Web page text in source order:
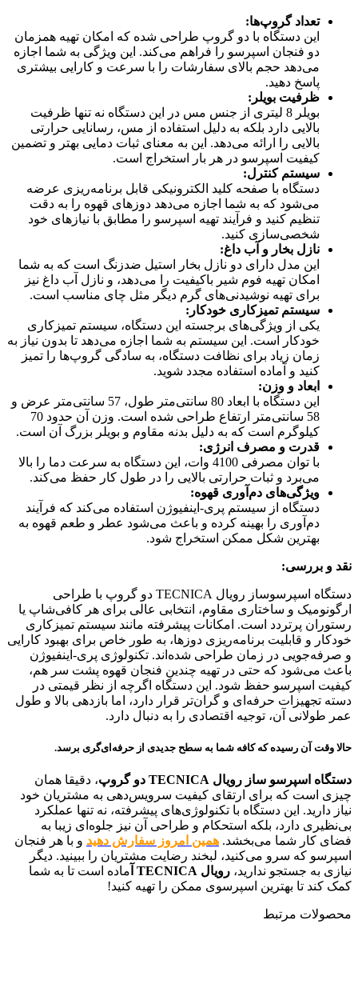
تعداد گروپ‌ها:
این دستگاه با دو گروپ طراحی شده که امکان تهیه همزمان
دو فنجان اسپرسو را فراهم می‌کند. این ویژگی به شما اجازه
می‌دهد حجم بالای سفارشات را با سرعت و کارایی بیشتری
پاسخ دهید.
ظرفیت بویلر:
بویلر 8 لیتری از جنس مس در این دستگاه نه تنها ظرفیت
بالایی دارد بلکه به دلیل استفاده از مس، رسانایی حرارتی
بالایی را ارائه می‌دهد. این به معنای ثبات دمایی بهتر و تضمین
کیفیت اسپرسو در هر بار استخراج است.
سیستم کنترل:
دستگاه با صفحه کلید الکترونیکی قابل برنامه‌ریزی عرضه
می‌شود که به شما اجازه می‌دهد دوزهای قهوه را به دقت
تنظیم کنید و فرآیند تهیه اسپرسو را مطابق با نیازهای خود
شخصی‌سازی کنید.
نازل بخار و آب داغ:
این مدل دارای دو نازل بخار استیل ضدزنگ است که به شما
امکان تهیه فوم شیر باکیفیت را می‌دهد، و نازل آب داغ نیز
برای تهیه نوشیدنی‌های گرم دیگر مثل چای مناسب است.
سیستم تمیزکاری خودکار:
یکی از ویژگی‌های برجسته این دستگاه، سیستم تمیزکاری
خودکار است. این سیستم به شما اجازه می‌دهد تا بدون نیاز به
زمان زیاد برای نظافت دستگاه، به سادگی گروپ‌ها را تمیز
کنید و آماده استفاده مجدد شوید.
ابعاد و وزن:
این دستگاه با ابعاد 80 سانتی‌متر طول، 57 سانتی‌متر عرض و
58 سانتی‌متر ارتفاع طراحی شده است. وزن آن حدود 70
کیلوگرم است که به دلیل بدنه مقاوم و بویلر بزرگ آن است.
قدرت و مصرف انرژی:
با توان مصرفی 4100 وات، این دستگاه به سرعت دما را بالا
می‌برد و ثبات حرارتی بالایی را در طول کار حفظ می‌کند.
ویژگی‌های دم‌آوری قهوه:
دستگاه از سیستم پری-اینفیوژن استفاده می‌کند که فرآیند
دم‌آوری را بهینه کرده و باعث می‌شود عطر و طعم قهوه به
بهترین شکل ممکن استخراج شود.
نقد و بررسی:
دستگاه اسپرسوساز رویال TECNICA دو گروپ با طراحی
ارگونومیک و ساختاری مقاوم، انتخابی عالی برای هر کافی‌شاپ یا
رستوران پرتردد است. امکانات پیشرفته مانند سیستم تمیزکاری
خودکار و قابلیت برنامه‌ریزی دوزها، به طور خاص برای بهبود کارایی
و صرفه‌جویی در زمان طراحی شده‌اند. تکنولوژی پری-اینفیوژن
باعث می‌شود که حتی در تهیه چندین فنجان قهوه پشت سر هم،
کیفیت اسپرسو حفظ شود. این دستگاه اگرچه از نظر قیمتی در
دسته تجهیزات حرفه‌ای و گران‌تر قرار دارد، اما بازدهی بالا و طول
عمر طولانی آن، توجیه اقتصادی را به دنبال دارد.
حالا وقت آن رسیده که کافه شما به سطح جدیدی از حرفه‌ای‌گری برسد.
دستگاه اسپرسو ساز رویال TECNICA دو گروپ
، دقیقا همان
چیزی است که برای ارتقای کیفیت سرویس‌دهی به مشتریان خود
نیاز دارید. این دستگاه با تکنولوژی‌های پیشرفته، نه تنها عملکرد
بی‌نظیری دارد، بلکه استحکام و طراحی آن نیز جلوه‌ای زیبا به
فضای کار شما می‌بخشد. همین امروز سفارش دهید و با هر فنجان
اسپرسو که سرو می‌کنید، لبخند رضایت مشتریان را ببینید. دیگر
نیازی به جستجو ندارید، رویال TECNICA آ
ماده است تا به شما
کمک کند تا بهترین اسپرسوی ممکن را تهیه کنید!
محصولات مرتبط